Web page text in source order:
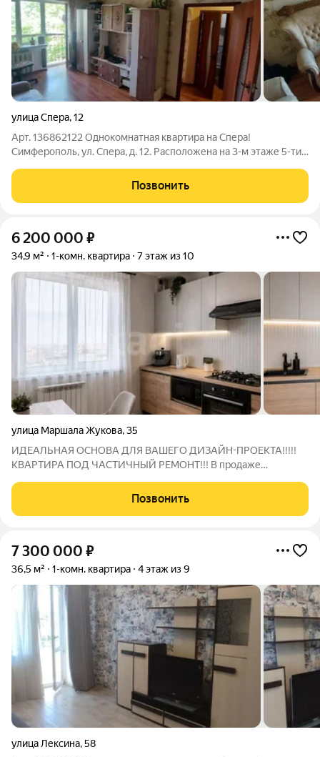
улица Спера,12
Арт. 136862122 Однокомнатная квартира на Спера!
Симферополь, ул. Спера, д. 12. Расположена на 3-м этаже 5-ти
32 кв.м. (с учетом балкона), жилая 18 кв.м., кухня 16 кв.м. Одна
комната (18
Позвонить
6 200 000 ₽
34,9 м² 1-комн. квартира 7 этаж из 10
улица Маршала Жукова,35
ИДЕАЛЬНАЯ ОСНОВА ДЛЯ ВАШЕГО ДИЗАЙН-ПРОЕКТА!!!!!
КВАРТИРА ПОД ЧАСТИЧНЫЙ РЕМОНТ!!! В продаже
дoмa. Востребовaнный район cо вcей инфpастуктурoй!
Пpeдлагaeм приoбрecти пpоcтopную oднoкомнaтную
Позвонить
7 300 000 ₽
36,5 м² 1-комн. квартира 4 этаж из 9
улица Лексина,58